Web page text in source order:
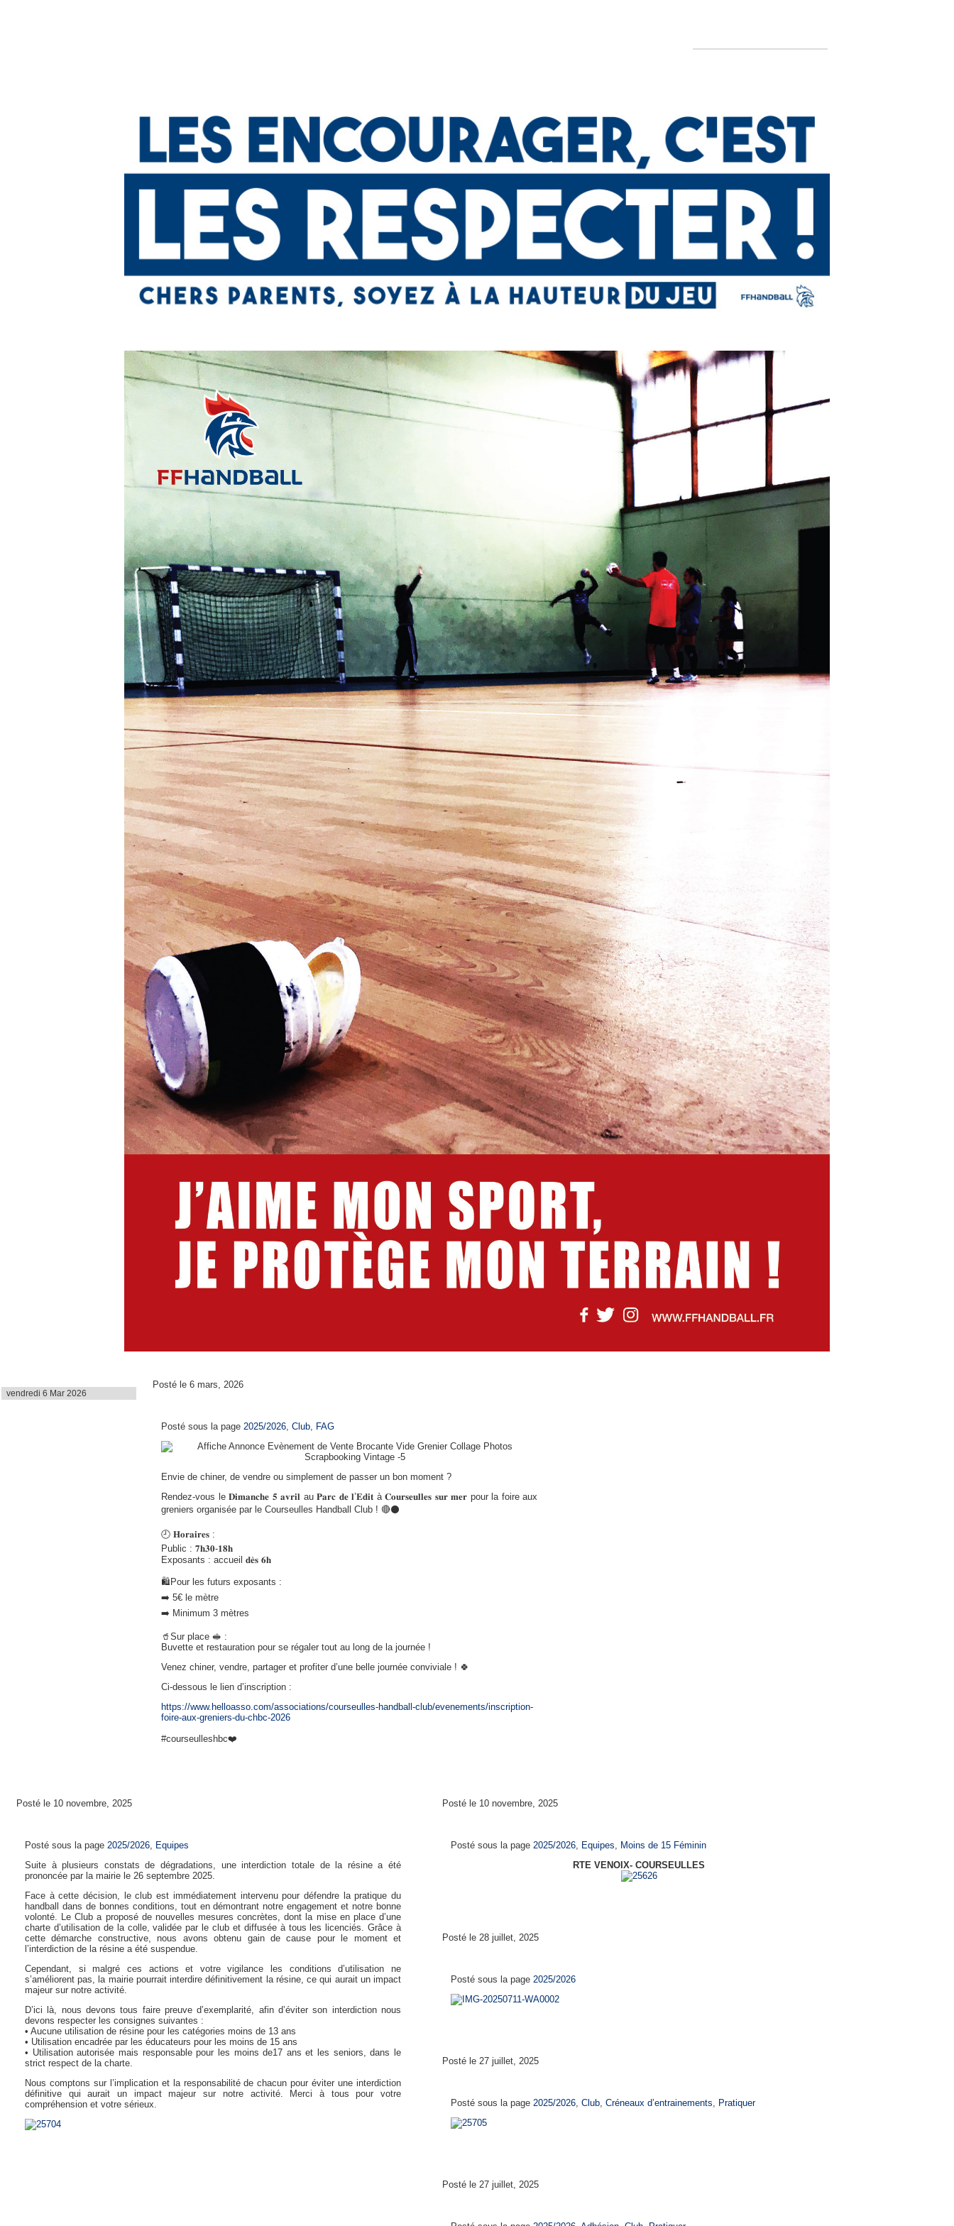
vendredi 6 Mar 2026
Posté le 6 mars, 2026
Posté sous la page 2025/2026, Club, FAG
Envie de chiner, de vendre ou simplement de passer un bon moment ?
Rendez-vous le 𝐃𝐢𝐦𝐚𝐧𝐜𝐡𝐞 𝟓 𝐚𝐯𝐫𝐢𝐥 au 𝐏𝐚𝐫𝐜 𝐝𝐞 𝐥’𝐄𝐝𝐢𝐭 à 𝐂𝐨𝐮𝐫𝐬𝐞𝐮𝐥𝐥𝐞𝐬 𝐬𝐮𝐫 𝐦𝐞𝐫 pour la foire aux
greniers organisée par le Courseulles Handball Club ! 🔴⚫️
🕘 𝐇𝐨𝐫𝐚𝐢𝐫𝐞𝐬 :
Public : 𝟕𝐡𝟑𝟎-𝟏𝟖𝐡
Exposants : accueil 𝐝𝐞̀𝐬 𝟔𝐡
🛍️Pour les futurs exposants :
➡️ 5€ le mètre
➡️ Minimum 3 mètres
🥤Sur place 🥪 :
Buvette et restauration pour se régaler tout au long de la journée !
Venez chiner, vendre, partager et profiter d’une belle journée conviviale ! 🍀
Ci-dessous le lien d’inscription :
https://www.helloasso.com/associations/courseulles-handball-club/evenements/inscription-
foire-aux-greniers-du-chbc-2026
#courseulleshbc❤️
Posté le 10 novembre, 2025
Posté sous la page 2025/2026, Equipes
Suite à plusieurs constats de dégradations, une interdiction totale de la résine a été
prononcée par la mairie le 26 septembre 2025.
Face à cette décision, le club est immédiatement intervenu pour défendre la pratique du
handball dans de bonnes conditions, tout en démontrant notre engagement et notre bonne
volonté. Le Club a proposé de nouvelles mesures concrètes, dont la mise en place d’une
charte d’utilisation de la colle, validée par le club et diffusée à tous les licenciés. Grâce à
cette démarche constructive, nous avons obtenu gain de cause pour le moment et
l’interdiction de la résine a été suspendue.
Cependant, si malgré ces actions et votre vigilance les conditions d’utilisation ne
s’améliorent pas, la mairie pourrait interdire définitivement la résine, ce qui aurait un impact
majeur sur notre activité.
D’ici là, nous devons tous faire preuve d’exemplarité, afin d’éviter son interdiction nous
devons respecter les consignes suivantes :
• Aucune utilisation de résine pour les catégories moins de 13 ans
• Utilisation encadrée par les éducateurs pour les moins de 15 ans
• Utilisation autorisée mais responsable pour les moins de17 ans et les seniors, dans le
strict respect de la charte.
Nous comptons sur l’implication et la responsabilité de chacun pour éviter une interdiction
définitive qui aurait un impact majeur sur notre activité. Merci à tous pour votre
compréhension et votre sérieux.
Posté le 10 novembre, 2025
Posté sous la page 2025/2026, Equipes, Moins de 15 Féminin
RTE VENOIX- COURSEULLES
Posté le 28 juillet, 2025
Posté sous la page 2025/2026
Posté le 27 juillet, 2025
Posté sous la page 2025/2026, Club, Créneaux d’entrainements, Pratiquer
Posté le 27 juillet, 2025